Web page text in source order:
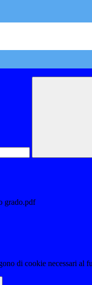
grado.pdf
di cookie necessari al